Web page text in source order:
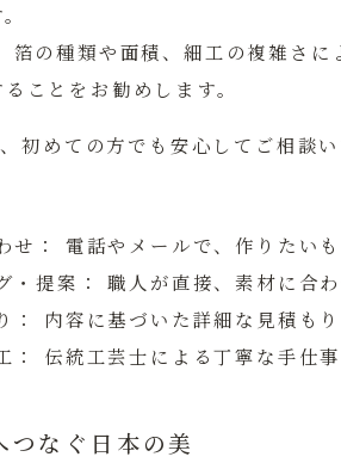
箔の種類や面積、細工の複雑さ
ことをお勧めします。
初めての方でも安心してご相談
せ：
電話やメールで、作りたい
・提案：
職人が直接、素材に合
内容に基づいた詳細な見積もり
伝統工芸士による丁寧な手仕事
つなぐ日本の美